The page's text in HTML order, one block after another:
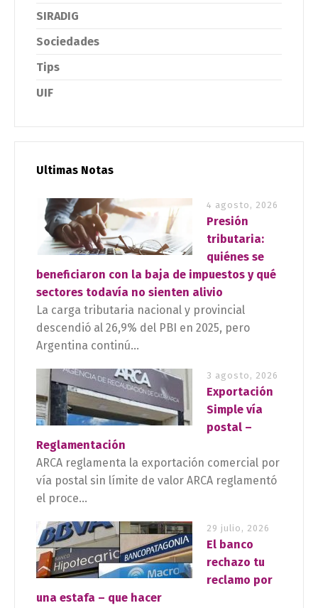
SIRADIG
Sociedades
Tips
UIF
Ultimas Notas
4 agosto, 2026
Presión
tributaria:
quiénes se
beneficiaron con la baja de impuestos y qué
sectores todavía no sienten alivio
La carga tributaria nacional y provincial
descendió al 26,9% del PBI en 2025, pero
Argentina continú...
3 agosto, 2026
Exportación
Simple vía
postal –
Reglamentación
ARCA reglamenta la exportación comercial por
vía postal sin límite de valor ARCA reglamentó
el proce...
29 julio, 2026
El banco
rechazo tu
reclamo por
una estafa – que hacer